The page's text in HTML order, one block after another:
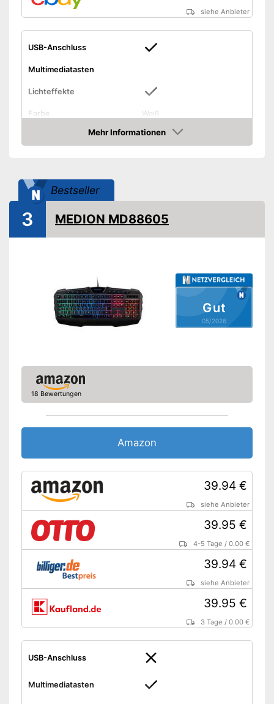
siehe Anbieter
USB-Anschluss
Multimediatasten
Lichteffekte
Farbe
Weiß
4 x 10.2 x 29.2 cm
Gewicht
536 g
Amazon Lieferzeit
Mehr Informationen
Amazon
Bestseller
Gut
05/2026
3 MEDION MD88605
18 Bewertungen
Amazon
39.94 €
siehe Anbieter
39.95 €
4-5 Tage /0.00 €
39.94 €
siehe Anbieter
39.95 €
3 Tage /0.00 €
USB-Anschluss
Multimediatasten